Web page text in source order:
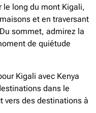
le long du mont Kigali,
et en traversant
sommet, admirez la
de quiétude
Kigali avec Kenya
dans le
vers des destinations à